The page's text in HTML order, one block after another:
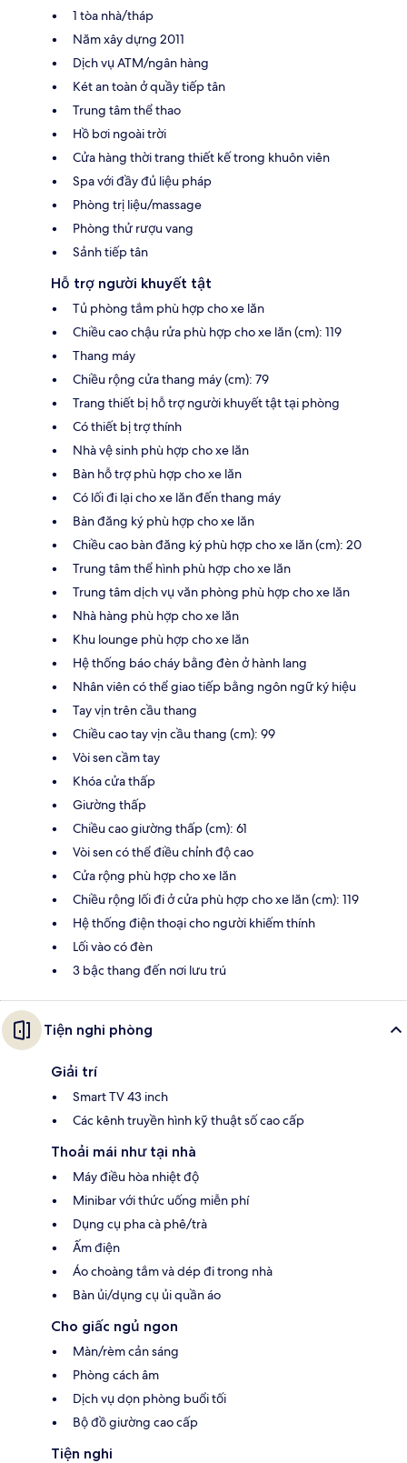
1 tòa nhà/tháp
Năm xây dựng 2011
Dịch vụ ATM/ngân hàng
Két an toàn ở quầy tiếp tân
Trung tâm thể thao
Hồ bơi ngoài trời
Cửa hàng thời trang thiết kế trong khuôn viên
Spa với đầy đủ liệu pháp
Phòng trị liệu/massage
Phòng thử rượu vang
Sảnh tiếp tân
Hỗ trợ người khuyết tật
Tủ phòng tắm phù hợp cho xe lăn
Chiều cao chậu rửa phù hợp cho xe lăn (cm): 119
Thang máy
Chiều rộng cửa thang máy (cm): 79
Trang thiết bị hỗ trợ người khuyết tật tại phòng
Có thiết bị trợ thính
Nhà vệ sinh phù hợp cho xe lăn
Bàn hỗ trợ phù hợp cho xe lăn
Có lối đi lại cho xe lăn đến thang máy
Bàn đăng ký phù hợp cho xe lăn
Chiều cao bàn đăng ký phù hợp cho xe lăn (cm): 20
Trung tâm thể hình phù hợp cho xe lăn
Trung tâm dịch vụ văn phòng phù hợp cho xe lăn
Nhà hàng phù hợp cho xe lăn
Khu lounge phù hợp cho xe lăn
Hệ thống báo cháy bằng đèn ở hành lang
Nhân viên có thể giao tiếp bằng ngôn ngữ ký hiệu
Tay vịn trên cầu thang
Chiều cao tay vịn cầu thang (cm): 99
Vòi sen cầm tay
Khóa cửa thấp
Giường thấp
Chiều cao giường thấp (cm): 61
Vòi sen có thể điều chỉnh độ cao
Cửa rộng phù hợp cho xe lăn
Chiều rộng lối đi ở cửa phù hợp cho xe lăn (cm): 119
Hệ thống điện thoại cho người khiếm thính
Lối vào có đèn
3 bậc thang đến nơi lưu trú
Tiện nghi phòng
Giải trí
Smart TV 43 inch
Các kênh truyền hình kỹ thuật số cao cấp
Thoải mái như tại nhà
Máy điều hòa nhiệt độ
Minibar với thức uống miễn phí
Dụng cụ pha cà phê/trà
Ấm điện
Áo choàng tắm và dép đi trong nhà
Bàn ủi/dụng cụ ủi quần áo
Cho giấc ngủ ngon
Màn/rèm cản sáng
Phòng cách âm
Dịch vụ dọn phòng buổi tối
Bộ đồ giường cao cấp
Tiện nghi